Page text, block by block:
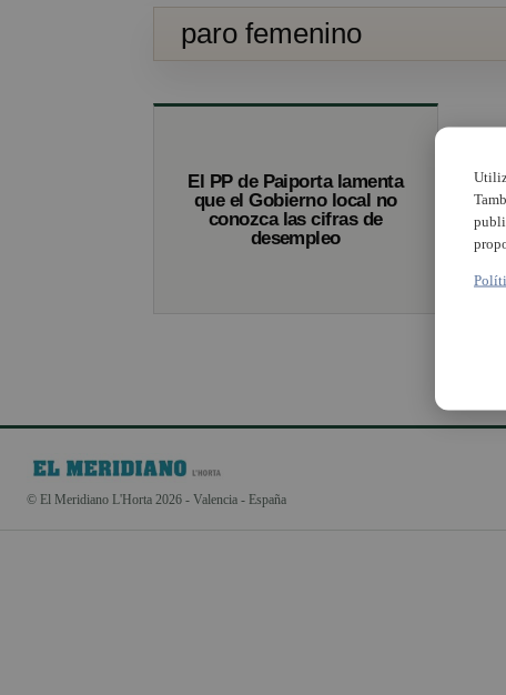
paro femenino
El PP de Paiporta lamenta
que el Gobierno local no
conozca las cifras de
desempleo
© El Meridiano L'Horta 2026 - Valencia - España